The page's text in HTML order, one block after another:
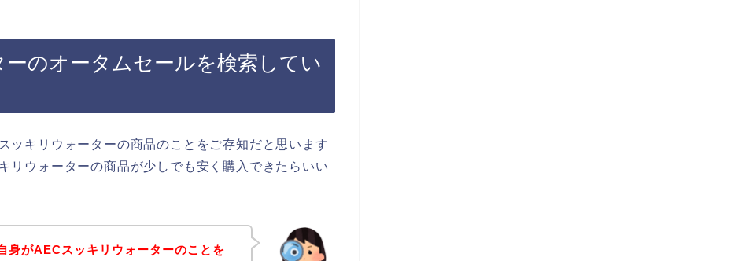
のオータムセールを検索してい
ッキリウォーターの商品のことをご存知だと思います
リウォーターの商品が少しでも安く購入できたらいい
身がAECスッキリウォーターのことを